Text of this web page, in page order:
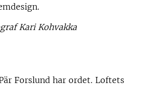
Kari Kohvakka
Forslund har ordet. Loftets